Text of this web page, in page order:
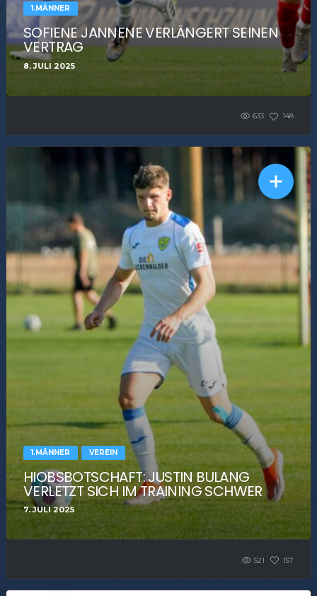
1.MÄNNER
SOFIENE JANNENE VERLÄNGERT SEINEN
VERTRAG
8. JULI 2025
633 148
1.MÄNNER VEREIN
HIOBSBOTSCHAFT: JUSTIN BULANG
VERLETZT SICH IM TRAINING SCHWER
7. JULI 2025
521 157